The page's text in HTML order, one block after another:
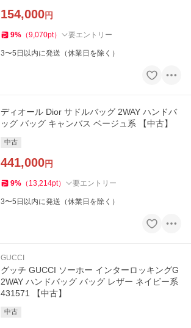
154,000円
9% （9,070pt） 要エントリー
3〜5日以内に発送（休業日を除く）
ディオール Dior サドルバッグ 2WAY ハンドバ
ッグ バッグ キャンバス ベージュ系 【中古】
中古
441,000円
9% （ 13,214pt） 要エントリー
3〜5日以内に発送（休業日を除く）
GUCCI
グッチ GUCCI ソーホー インターロッキングG
2WAY ハンドバッグ バッグ レザー ネイビー系
431571 【中古】
中古